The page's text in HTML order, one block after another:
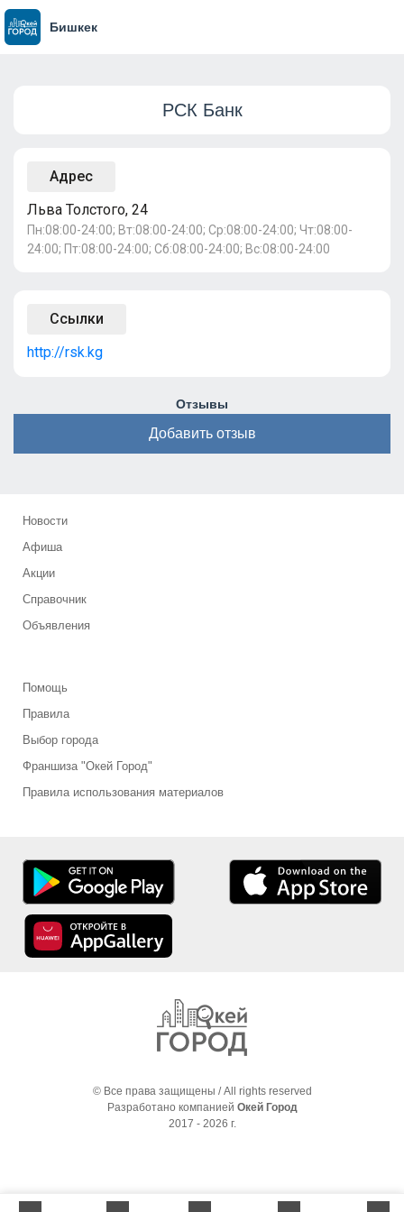
Бишкек
РСК Банк
Адрес
Льва Толстого, 24
Пн:08:00-24:00; Вт:08:00-24:00; Ср:08:00-24:00; Чт:08:00-
24:00; Пт:08:00-24:00; Сб:08:00-24:00; Вс:08:00-24:00
Ссылки
http://rsk.kg
Отзывы
Добавить отзыв
Новости
Афиша
Акции
Справочник
Объявления
Помощь
Правила
Выбор города
Франшиза "Окей Город"
Правила использования материалов
© Все права защищены / All rights reserved
Разработано компанией Окей Город
2017 - 2026 г.